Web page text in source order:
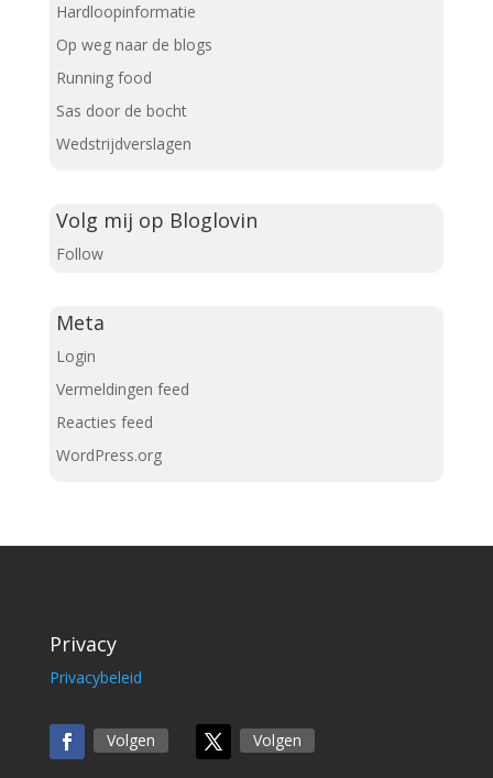
Hardloopinformatie
Op weg naar de blogs
Running food
Sas door de bocht
Wedstrijdverslagen
Volg mij op Bloglovin
Follow
Meta
Login
Vermeldingen feed
Reacties feed
WordPress.org
Privacy
Privacybeleid
Volgen Volgen